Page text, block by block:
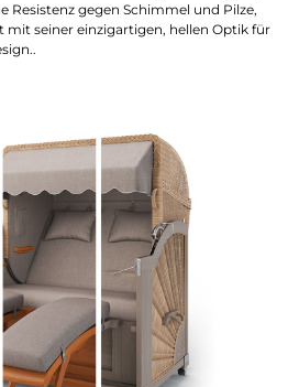
Resistenz gegen Schimmel und Pilze,
mit seiner einzigartigen, hellen Optik für